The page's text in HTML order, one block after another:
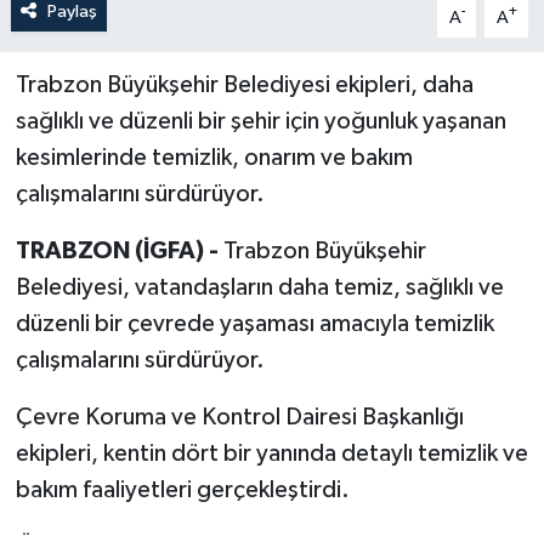
Paylaş A- A+
Trabzon Büyükşehir Belediyesi ekipleri, daha
sağlıklı ve düzenli bir şehir için yoğunluk yaşanan
kesimlerinde temizlik, onarım ve bakım
çalışmalarını sürdürüyor.
TRABZON (İGFA) - Trabzon Büyükşehir
Belediyesi, vatandaşların daha temiz, sağlıklı ve
düzenli bir çevrede yaşaması amacıyla temizlik
çalışmalarını sürdürüyor.
Çevre Koruma ve Kontrol Dairesi Başkanlığı
ekipleri, kentin dört bir yanında detaylı temizlik ve
bakım faaliyetleri gerçekleştirdi.